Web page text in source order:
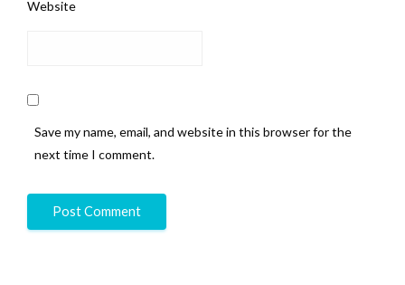
Website
Save my name, email, and website in this browser for the
next time I comment.